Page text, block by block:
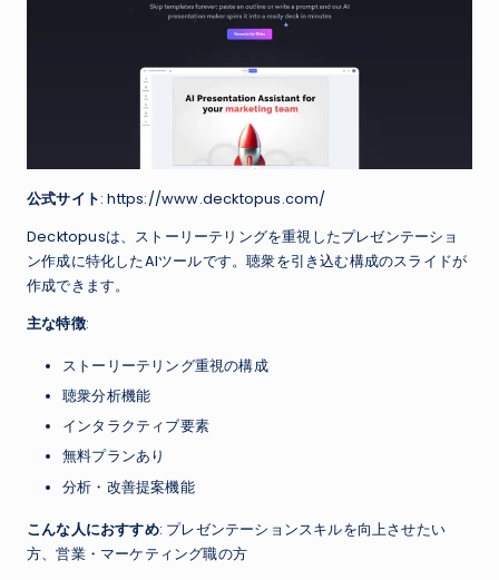
公式サイト: https://www.decktopus.com/
Decktopusは、ストーリーテリングを重視したプレゼンテーショ
ン作成に特化したAIツールです。聴衆を引き込む構成のスライドが
作成できます。
主な特徴:
ストーリーテリング重視の構成
聴衆分析機能
インタラクティブ要素
無料プランあり
分析・改善提案機能
こんな人におすすめ: プレゼンテーションスキルを向上させたい
方、営業・マーケティング職の方